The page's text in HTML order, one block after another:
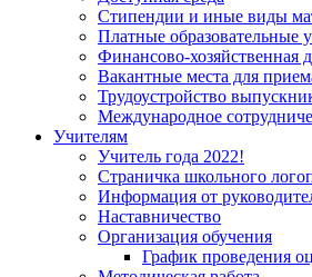
Стипендии и иные виды
Платные образовательные
Финансово-хозяйственная
Вакантные места для
Трудоустройство
Международное
Учителям
Учитель года 2022!
Страничка школьного
Информация от
Наставничество
Организация обучения
График проведения